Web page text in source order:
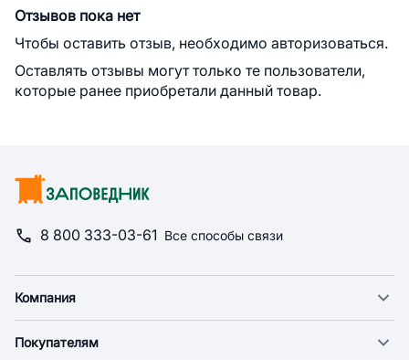
Отзывов пока нет
Чтобы оставить отзыв, необходимо авторизоваться.
Оставлять отзывы могут только те пользователи,
которые ранее приобретали данный товар.
8 800 333-03-61 Все способы связи
Компания
Новости
Покупателям